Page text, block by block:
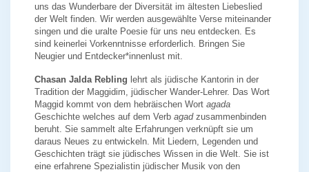
uns das Wunderbare der Diversität im ältesten Liebeslied
der Welt finden. Wir werden ausgewählte Verse miteinander
singen und die uralte Poesie für uns neu entdecken. Es
sind keinerlei Vorkenntnisse erforderlich. Bringen Sie
Neugier und Entdecker*innenlust mit.
Chasan Jalda Rebling lehrt als jüdische Kantorin in der
Tradition der Maggidim, jüdischer Wander-Lehrer. Das Wort
Maggid kommt von dem hebräischen Wort agada
Geschichte welches auf dem Verb agadzusammenbinden
beruht. Sie sammelt alte Erfahrungen verknüpft sie um
daraus Neues zu entwickeln. Mit Liedern, Legenden und
Geschichten trägt sie jüdisches Wissen in die Welt. Sie ist
eine erfahrene Spezialistin jüdischer Musik von den